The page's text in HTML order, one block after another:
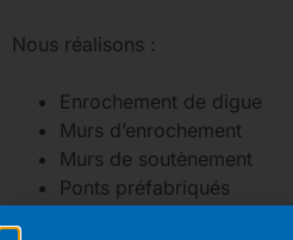
Nous réalisons :
Enrochement de digue
Murs d’enrochement
Murs de soutènement
Ponts préfabriqués